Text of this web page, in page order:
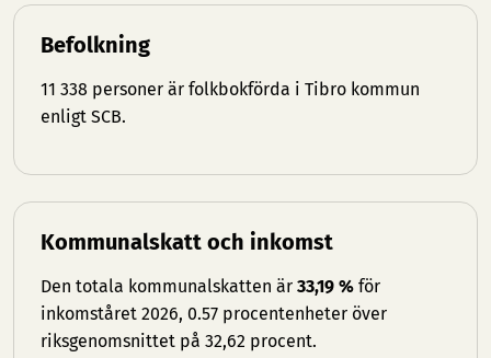
Befolkning
11 338 personer är folkbokförda i Tibro kommun
enligt SCB.
Kommunalskatt och inkomst
Den totala kommunalskatten är 33,19 % för
inkomståret 2026, 0.57 procentenheter över
riksgenomsnittet på 32,62 procent.